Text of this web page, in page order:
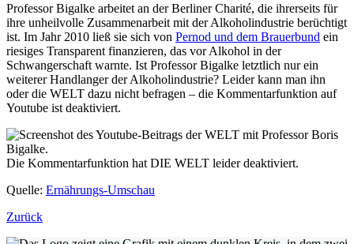
Professor Bigalke arbeitet an der Berliner Charité, die ihrerseits für
ihre unheilvolle Zusammenarbeit mit der Alkoholindustrie berüchtigt
ist. Im Jahr 2010 ließ sie sich von Pernod und dem Brauerbund ein
riesiges Transparent finanzieren, das vor Alkohol in der
Schwangerschaft warnte. Ist Professor Bigalke letztlich nur ein
weiterer Handlanger der Alkoholindustrie? Leider kann man ihn
oder die WELT dazu nicht befragen – die Kommentarfunktion auf
Youtube ist deaktiviert.
Die Kommentarfunktion hat DIE WELT leider deaktiviert.
Quelle: Ernährungs-Umschau
Zurück